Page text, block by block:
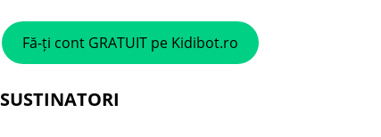
Fă-ți cont GRATUIT pe Kidibot.ro
SUSTINATORI